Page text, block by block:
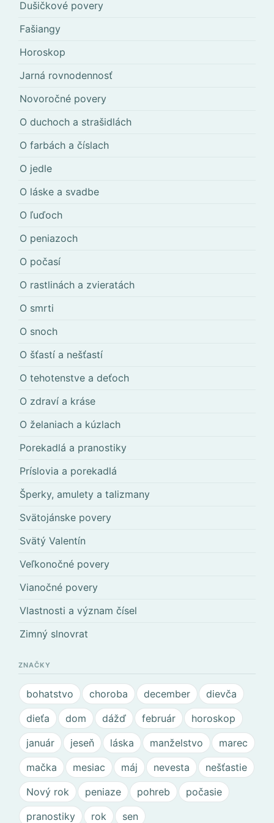
Dušičkové povery
Fašiangy
Horoskop
Jarná rovnodennosť
Novoročné povery
O duchoch a strašidlách
O farbách a číslach
O jedle
O láske a svadbe
O ľuďoch
O peniazoch
O počasí
O rastlinách a zvieratách
O smrti
O snoch
O šťastí a nešťastí
O tehotenstve a deťoch
O zdraví a kráse
O želaniach a kúzlach
Porekadlá a pranostiky
Príslovia a porekadlá
Šperky, amulety a talizmany
Svätojánske povery
Svätý Valentín
Veľkonočné povery
Vianočné povery
Vlastnosti a význam čísel
Zimný slnovrat
ZNAČKY
bohatstvo choroba december
dievča
dieťa
dom dážď február
horoskop
január
jeseň láska manželstvo
marec
mačka
mesiac máj nevesta
nešťastie
Nový rok
peniaze pohreb
počasie
pranostiky
rok sen